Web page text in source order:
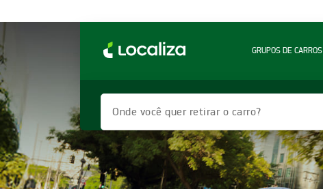
GRUPOS DE CARROS
Onde você quer retirar o carro?